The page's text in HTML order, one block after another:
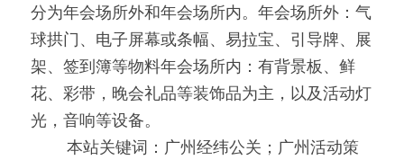
分为年会场所外和年会场所内。年会场所外：气
球拱门、电子屏幕或条幅、易拉宝、引导牌、展
架、签到簿等物料年会场所内：有背景板、鲜
花、彩带，晚会礼品等装饰品为主，以及活动灯
光，音响等设备。
本站关键词：广州经纬公关；广州活动策